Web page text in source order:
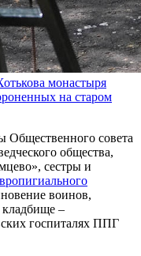
монастыря
на старом
Общественного совета
общества,
сестры и
воинов,
кладбище –
госпиталях ППГ